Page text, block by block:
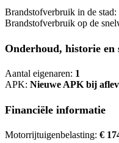
Brandstofverbruik in de stad:
Brandstofverbruik op de
Onderhoud, historie en
Aantal eigenaren: 1
APK: Nieuwe APK bij
Financiële informatie
Motorrijtuigenbelasting: €